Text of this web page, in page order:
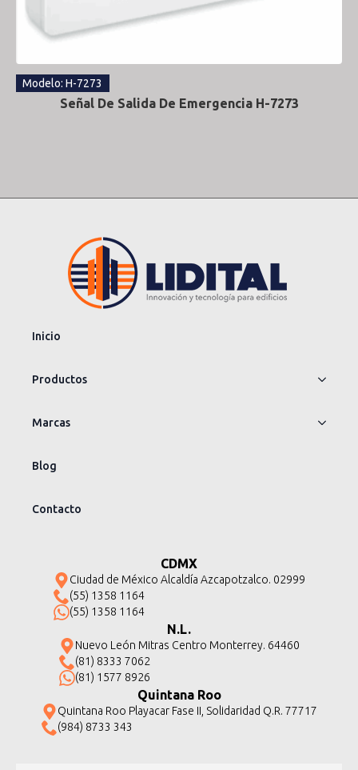
Modelo: H-7273
Señal De Salida De Emergencia H-7273
Inicio
Productos
Marcas
Blog
Contacto
CDMX
Ciudad de México Alcaldía Azcapotzalco. 02999
(55) 1358 1164
(55) 1358 1164
N.L.
Nuevo León Mitras Centro Monterrey. 64460
(81) 8333 7062
(81) 1577 8926
Quintana Roo
Quintana Roo Playacar Fase II, Solidaridad Q.R. 77717
(984) 8733 343